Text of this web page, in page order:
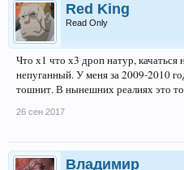
Red King
Read Only
Что х1 что х3 дроп натур, качаться
непуганный. У меня за 2009-2010
тошнит. В нынешних реалиях это
26 сен 2017
Владимир